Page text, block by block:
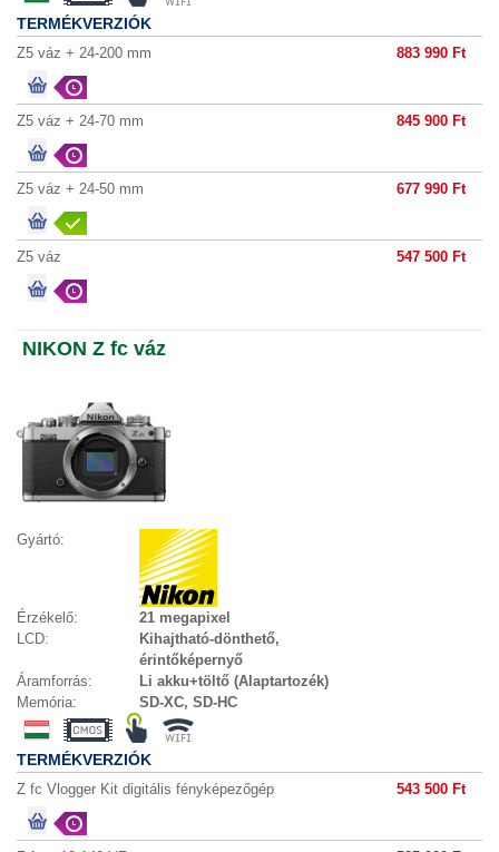
TERMÉKVERZIÓK
Z5 váz + 24-200 mm 883 990 Ft
Z5 váz + 24-70 mm 845 900 Ft
Z5 váz + 24-50 mm 677 990 Ft
Z5 váz 547 500 Ft
NIKON Z fc váz
Gyártó:
Érzékelő:
21 megapixel
LCD:
Kihajtható-dönthető,
érintőképernyő
Áramforrás:
Li akku+töltő (Alaptartozék)
Memória:
SD-XC, SD-HC
TERMÉKVERZIÓK
Z fc Vlogger Kit digitális fényképezőgép 543 500 Ft